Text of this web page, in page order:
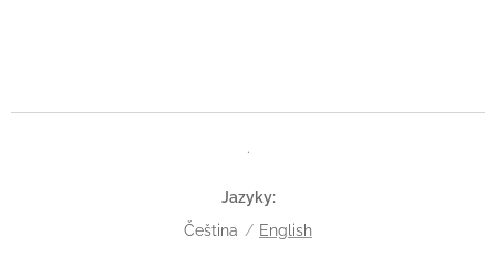
.
Jazyky
Čeština
English